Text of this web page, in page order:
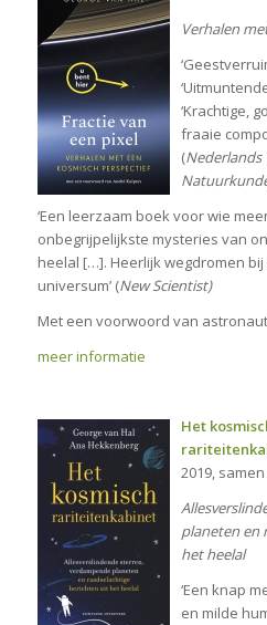
Verhalen
‘Krachtige,
fraaie
(Nederlands
‘Een leerzaam boek voor wie
onbegrijpelijkste mysteries van
heelal […]. Heerlijk wegdromen
universum’ (New Scientist)
Met een voorwoord van
meer informatie
Het
2019,
planeten en
het heelal
‘Een knap
en milde